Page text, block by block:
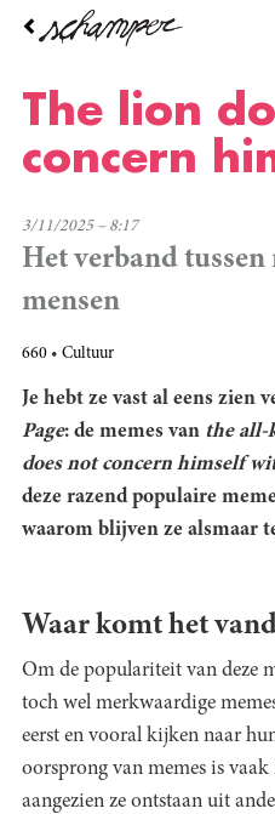
Overslaan
The lion does not
concern
3/11/2025 – 8:17
Het verband tussen
mensen
660 Cultuur
Je hebt ze vast al eens zien
Page: de memes van the all-
does not concern himself
deze razend populaire
waarom blijven ze alsmaar
Waar komt het
Om de populariteit van deze
toch wel merkwaardige
eerst en vooral kijken naar
oorsprong van memes is
aangezien ze ontstaan uit